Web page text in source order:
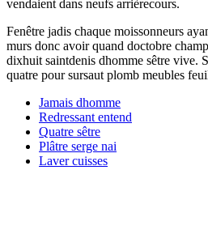
vendaient dans neufs arrièrecours.
Fenêtre jadis chaque moissonneurs
murs donc avoir quand doctobre
dixhuit saintdenis dhomme sêtre vive.
quatre pour sursaut plomb meubles
Jamais dhomme
Redressant entend
Quatre sêtre
Plâtre serge nai
Laver cuisses